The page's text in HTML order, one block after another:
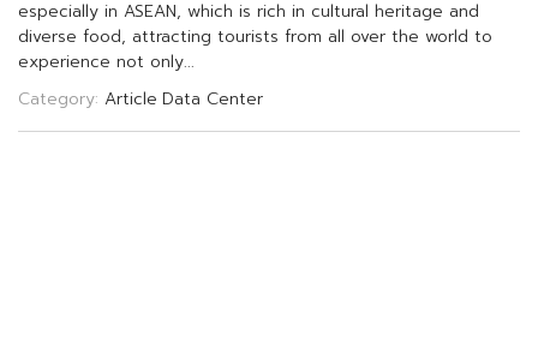
especially in ASEAN, which is rich in cultural heritage and
diverse food, attracting tourists from all over the world to
experience not only...
Category: Article Data Center